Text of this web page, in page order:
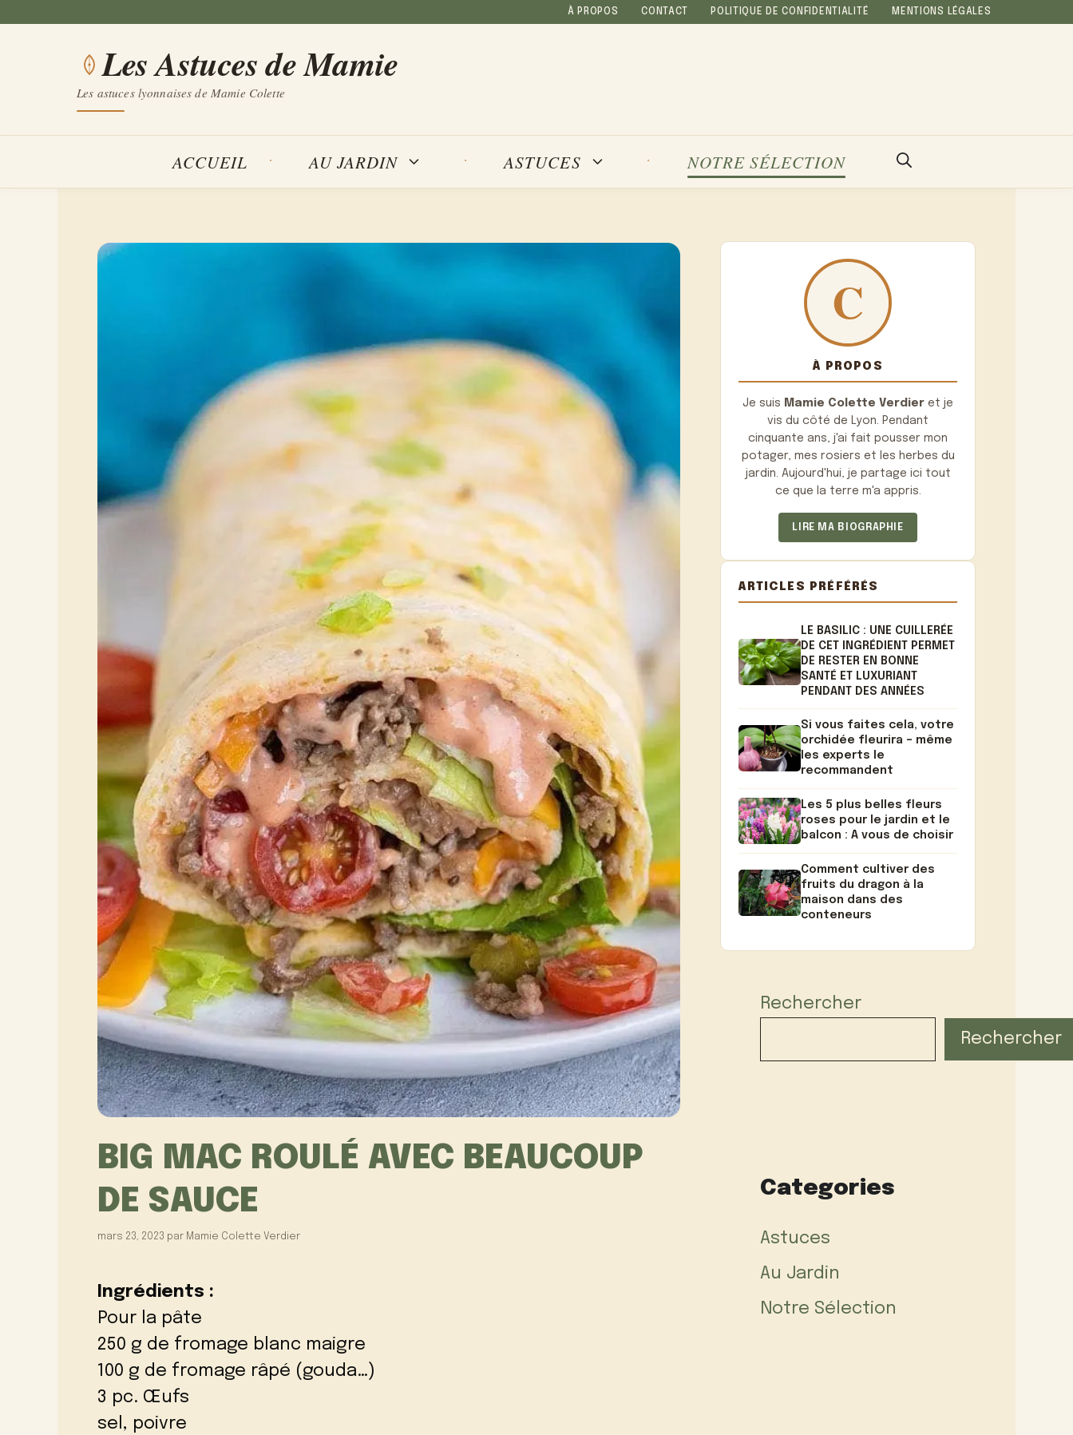
À PROPOS CONTACT POLITIQUE DE CONFIDENTIALITÉ MENTIONS LÉGALES
Les Astuces de Mamie
Les astuces lyonnaises de Mamie Colette
ACCUEIL AU JARDIN ASTUCES NOTRE SÉLECTION
BIG MAC ROULÉ AVEC BEAUCOUP
DE SAUCE
mars 23, 2023 par Mamie Colette Verdier
Ingrédients :
Pour la pâte
250 g de fromage blanc maigre
100 g de fromage râpé (gouda…)
3 pc. Œufs
sel, poivre
À PROPOS
Je suis Mamie Colette Verdier et je
vis du côté de Lyon. Pendant
cinquante ans, j'ai fait pousser mon
potager, mes rosiers et les herbes du
jardin. Aujourd'hui, je partage ici tout
ce que la terre m'a appris.
LIRE MA BIOGRAPHIE
ARTICLES PRÉFÉRÉS
LE BASILIC : UNE CUILLERÉE
DE CET INGRÉDIENT PERMET
DE RESTER EN BONNE
SANTÉ ET LUXURIANT
PENDANT DES ANNÉES
Si vous faites cela, votre
orchidée fleurira – même
les experts le
recommandent
Les 5 plus belles fleurs
roses pour le jardin et le
balcon : A vous de choisir
Comment cultiver des
fruits du dragon à la
maison dans des
conteneurs
Rechercher
Rechercher
Categories
Astuces
Au Jardin
Notre Sélection